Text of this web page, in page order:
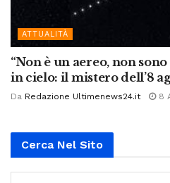
ATTUALITÀ
“Non è un aereo, non
in cielo: il mistero dell’8
Da Redazione Ultimenews24.it 8
Cerca Nel Sito